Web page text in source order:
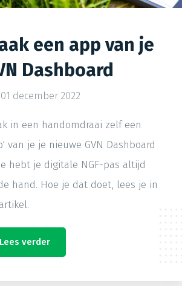
een app van je
Dashboard
01 december 2022
in een handomdraai zelf een
van je je nieuwe GVN Dashboard
hebt je digitale NGF-pas altijd
hand. Hoe je dat doet, lees je in
Lees verder